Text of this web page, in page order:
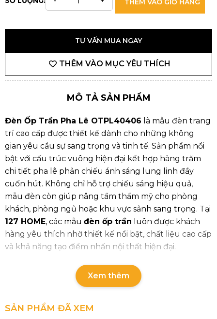
TƯ VẤN MUA NGAY
THÊM VÀO MỤC YÊU THÍCH
MÔ TẢ SẢN PHẨM
Đèn Ốp Trần Pha Lê OTPL40406 là mẫu đèn trang
trí cao cấp được thiết kế dành cho những không
gian yêu cầu sự sang trọng và tinh tế. Sản phẩm nổi
bật với cấu trúc vuông hiện đại kết hợp hàng trăm
chi tiết pha lê phản chiếu ánh sáng lung linh đầy
cuốn hút. Không chỉ hỗ trợ chiếu sáng hiệu quả,
mẫu đèn còn giúp nâng tầm thẩm mỹ cho phòng
khách, phòng ngủ hoặc khu vực sảnh sang trọng. Tại
127 HOME, các mẫu đèn ốp trần luôn được khách
hàng yêu thích nhờ thiết kế nổi bật, chất liệu cao cấp
và khả năng tạo điểm nhấn nội thất hiện đại.
Xem thêm
SẢN PHẨM ĐÃ XEM